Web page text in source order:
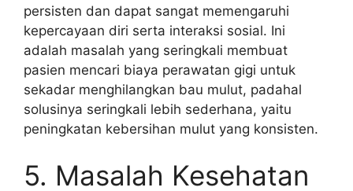
persisten dan dapat sangat memengaruhi
kepercayaan diri serta interaksi sosial. Ini
adalah masalah yang seringkali membuat
pasien mencari biaya perawatan gigi untuk
sekadar menghilangkan bau mulut, padahal
solusinya seringkali lebih sederhana, yaitu
peningkatan kebersihan mulut yang konsisten.
5. Masalah Kesehatan